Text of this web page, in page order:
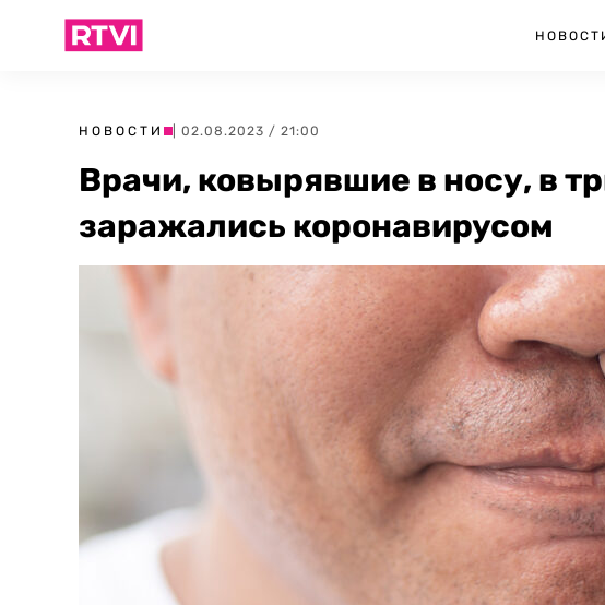
НОВОСТИ | 02.08.2023 / 21:00
Врачи, ковырявшие в носу, в
заражались коронавирусом